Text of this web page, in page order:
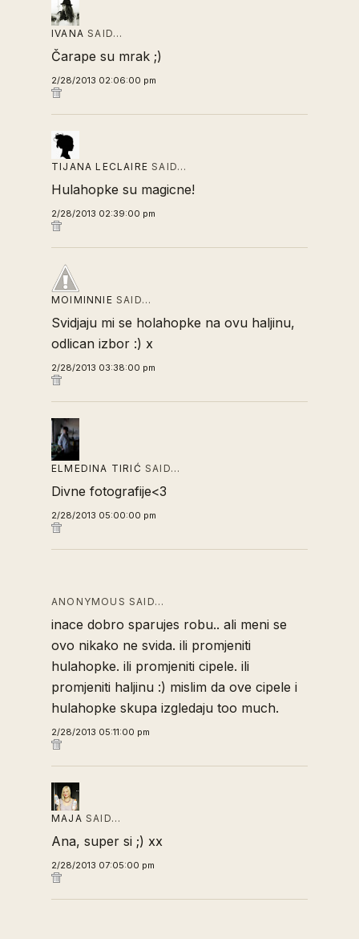
IVANA SAID…
Čarape su mrak ;)
2/28/2013 02:06:00 pm
TIJANA LECLAIRE SAID…
Hulahopke su magicne!
2/28/2013 02:39:00 pm
MOIMINNIE SAID…
Svidjaju mi se holahopke na ovu haljinu,
odlican izbor :) x
2/28/2013 03:38:00 pm
ELMEDINA TIRIĆ SAID…
Divne fotografije<3
2/28/2013 05:00:00 pm
ANONYMOUS SAID…
inace dobro sparujes robu.. ali meni se
ovo nikako ne svida. ili promjeniti
hulahopke. ili promjeniti cipele. ili
promjeniti haljinu :) mislim da ove cipele i
hulahopke skupa izgledaju too much.
2/28/2013 05:11:00 pm
MAJA SAID…
Ana, super si ;) xx
2/28/2013 07:05:00 pm